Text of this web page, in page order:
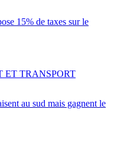
15% de taxes sur le
au sud mais gagnent le
ET TRANSPORT